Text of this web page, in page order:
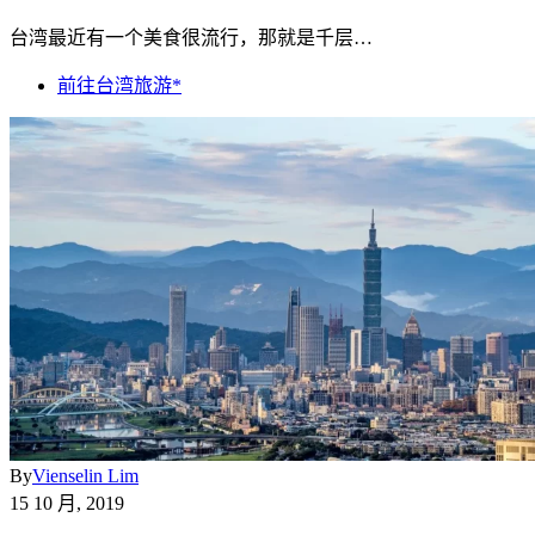
台湾最近有一个美食很流行，那就是千层…
前往台湾旅游*
ByVienselin Lim
15 10 月, 2019